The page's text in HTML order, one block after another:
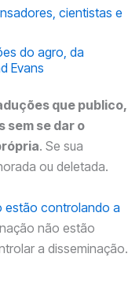
cientistas e
do agro, da
Evans
que publico,
sem se dar o
. Se sua
ou deletada.
estão controlando a
não estão
a disseminação.